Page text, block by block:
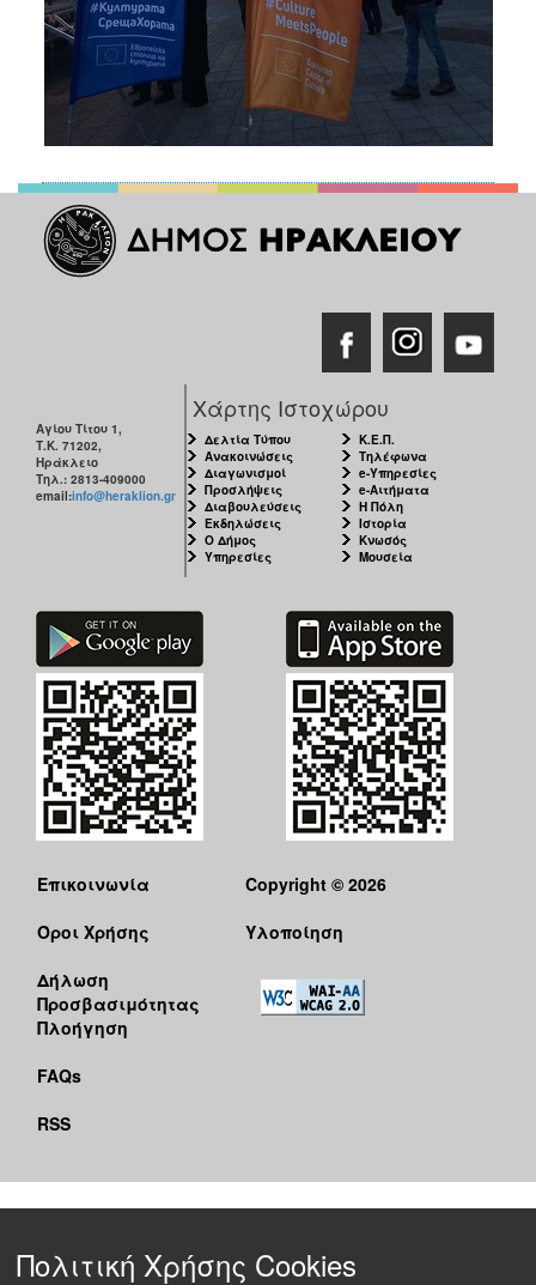
Αγίου Τίτου 1,
Τ.Κ. 71202,
Ηράκλειο
Τηλ.: 2813-409000
email:info@heraklion.gr
Χάρτης Ιστοχώρου
Δελτία Τύπου
Ανακοινώσεις
Διαγωνισμοί
Προσλήψεις
Διαβουλεύσεις
Εκδηλώσεις
Ο Δήμος
Υπηρεσίες
Κ.Ε.Π.
Τηλέφωνα
e-Υπηρεσίες
e-Αιτήματα
Η Πόλη
Ιστορία
Κνωσός
Μουσεία
Επικοινωνία
Όροι Χρήσης
Δήλωση
Προσβασιμότητας
Πλοήγηση
FAQs
RSS
Copyright © 2026
Υλοποίηση
Πολιτική Χρήσης Cookies